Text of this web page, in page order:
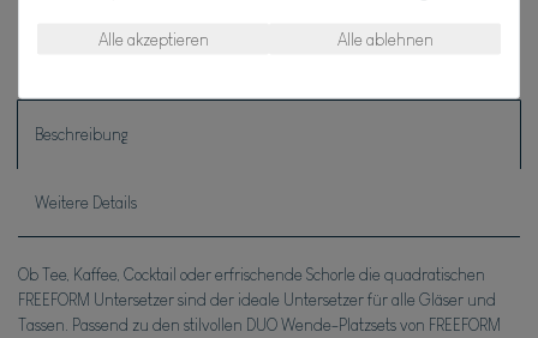
* inkl. ges. MwSt. zzgl.Versandkosten
Beschreibung
Weitere Details
Ob Tee, Kaffee, Cocktail oder erfrischende Schorle die quadratischen
FREEFORM Untersetzer sind der ideale Untersetzer für alle Gläser und
Tassen. Passend zu den stilvollen DUO Wende-Platzsets von FREEFORM
Alle akzeptieren Alle ablehnen